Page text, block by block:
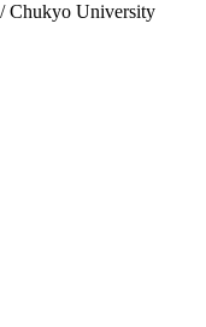
Chukyo University